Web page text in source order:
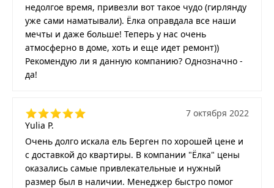
недолгое время, привезли вот такое чудо (гирлянду
уже сами наматывали). Ёлка оправдала все наши
мечты и даже больше! Теперь у нас очень
атмосферно в доме, хоть и еще идет ремонт))
Рекомендую ли я данную компанию? Однозначно -
да!
Yulia P.
7 октября 2022
Очень долго искала ель Берген по хорошей цене и
с доставкой до квартиры. В компании "Ёлка" цены
оказались самые привлекательные и нужный
размер был в наличии. Менеджер быстро помог